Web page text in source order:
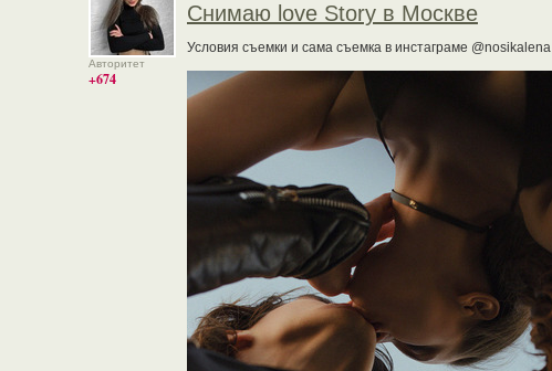
Авторитет
+674
Снимаю love Story в Москве
Условия съемки и сама съемка в инстаграме @nosikalena